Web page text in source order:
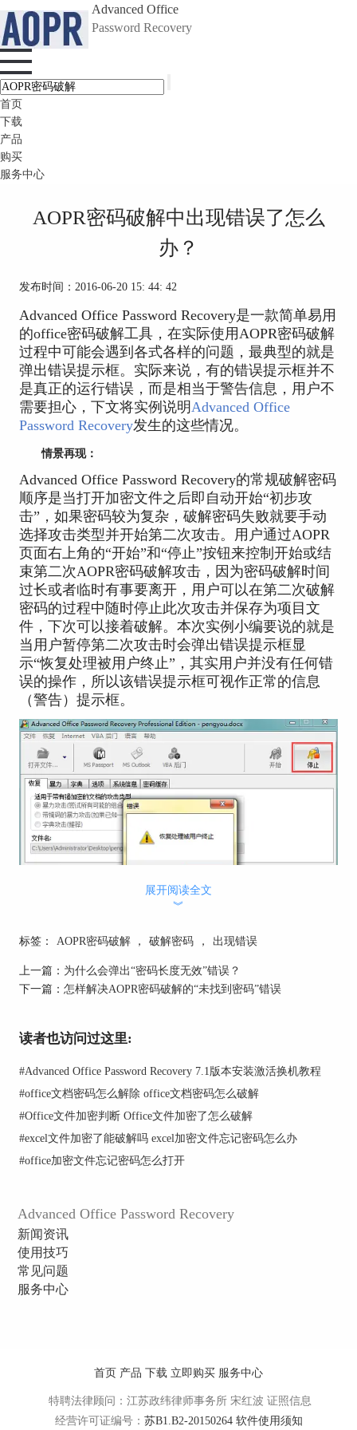
Advanced Office
Password Recovery
首页
下载
产品
购买
服务中心
AOPR密码破解中出现错误了怎么
办？
发布时间：2016-06-20 15: 44: 42
Advanced Office Password Recovery是一款简单易用
的office密码破解工具，在实际使用AOPR密码破解
过程中可能会遇到各式各样的问题，最典型的就是
弹出错误提示框。实际来说，有的错误提示框并不
是真正的运行错误，而是相当于警告信息，用户不
需要担心，下文将实例说明Advanced Office
Password Recovery发生的这些情况。
情景再现：
Advanced Office Password Recovery的常规破解密码
顺序是当打开加密文件之后即自动开始“初步攻
击”，如果密码较为复杂，破解密码失败就要手动
选择攻击类型并开始第二次攻击。用户通过AOPR
页面右上角的“开始”和“停止”按钮来控制开始或结
束第二次AOPR密码破解攻击，因为密码破解时间
过长或者临时有事要离开，用户可以在第二次破解
密码的过程中随时停止此次攻击并保存为项目文
件，下次可以接着破解。本次实例小编要说的就是
当用户暂停第二次攻击时会弹出错误提示框显
示“恢复处理被用户终止”，其实用户并没有任何错
误的操作，所以该错误提示框可视作正常的信息
（警告）提示框。
“恢复处理被用户终止”错误
当Advanced Office Password Recovery弹出“恢复处
提示框，单击“文件”菜单并选择“保存项目”命令，
以便下次继续开始密码破解。
温馨提示：直接单击页面右上角的“关闭”按钮也会
弹出询问是否保存当前项目的提示框，单击“是”也
可以保存项目文件。
击为什么会弹出“密码长度无效”错误？
展开阅读全文
︾
标签： AOPR密码破解 ， 破解密码 ， 出现错误
上一篇： 为什么会弹出“密码长度无效”错误？
下一篇： 怎样解决AOPR密码破解的“未找到密码”错误
读者也访问过这里:
#Advanced Office Password Recovery 7.1版本安装激活换机教程
#office文档密码怎么解除 office文档密码怎么破解
#Office文件加密判断 Office文件加密了怎么破解
#excel文件加密了能破解吗 excel加密文件忘记密码怎么办
#office加密文件忘记密码怎么打开
Advanced Office Password Recovery
新闻资讯
使用技巧
常见问题
服务中心
首页 产品 下载 立即购买 服务中心
特聘法律顾问：江苏政纬律师事务所 宋红波 证照信息
经营许可证编号： 苏B1.B2-20150264 软件使用须知